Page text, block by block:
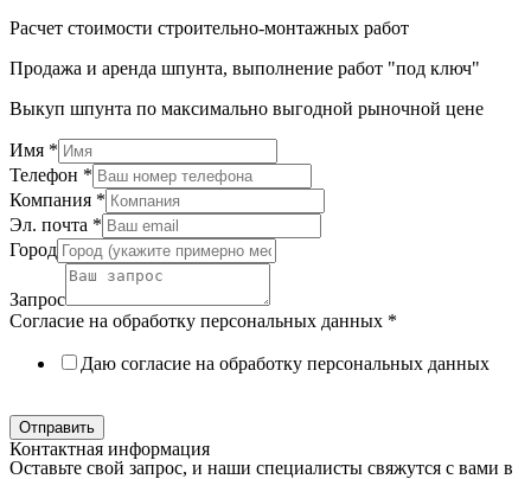
Расчет стоимости строительно-монтажных работ
Продажа и аренда шпунта, выполнение работ "под ключ"
Выкуп шпунта по максимально выгодной рыночной цене
Имя *
Телефон *
Компания *
Эл. почта *
Город
Запрос
Согласие на обработку персональных данных *
Даю согласие на обработку персональных данных
Отправить
Контактная информация
Оставьте свой запрос, и наши специалисты свяжутся с вами в